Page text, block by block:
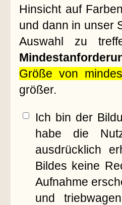
Hinsicht auf
und dann in unser
Auswahl zu
Größe von
größer.
Ich bin der
habe die
ausdrücklich
Bildes keine
Aufnahme
und